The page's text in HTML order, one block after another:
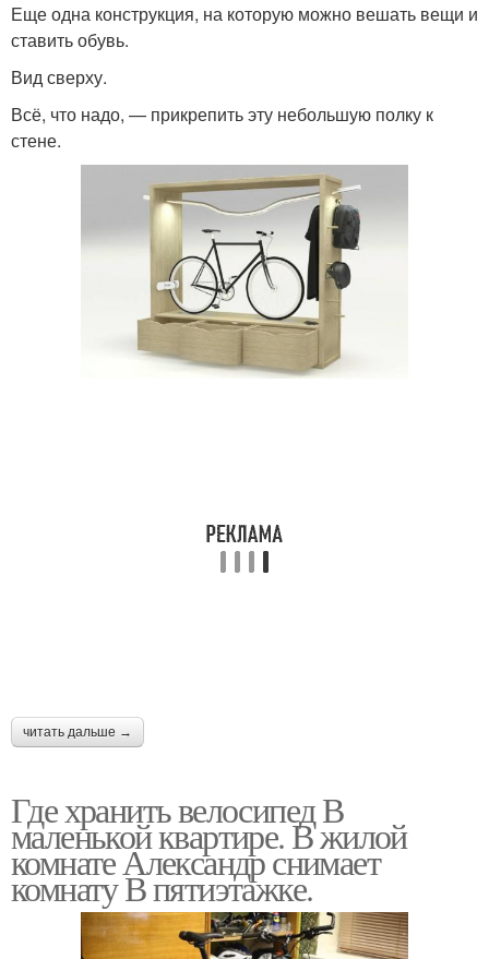
Еще одна конструкция, на которую можно вешать вещи и
ставить обувь.
Вид сверху.
Всё, что надо, — прикрепить эту небольшую полку к
стене.
читать дальше →
Где хранить велосипед В
маленькой квартире. В жилой
комнате Александр снимает
комнату В пятиэтажке.